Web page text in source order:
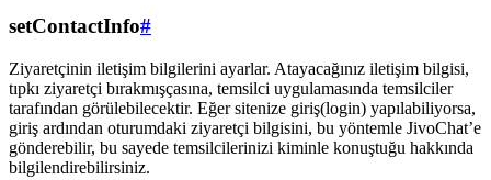
setContactInfo#
Ziyaretçinin iletişim bilgilerini ayarlar. Atayacağınız iletişim bilgisi,
tıpkı ziyaretçi bırakmışçasına, temsilci uygulamasında temsilciler
tarafından görülebilecektir. Eğer sitenize giriş(login) yapılabiliyorsa,
giriş ardından oturumdaki ziyaretçi bilgisini, bu yöntemle JivoChat’e
gönderebilir, bu sayede temsilcilerinizi kiminle konuştuğu hakkında
bilgilendirebilirsiniz.